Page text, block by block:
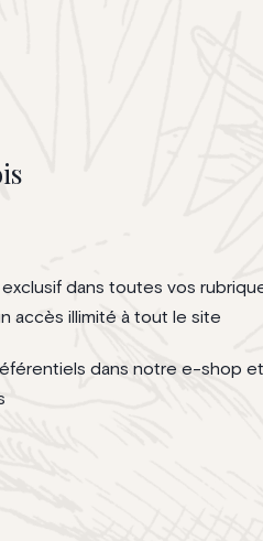
dans toutes vos
accès illimité à tout le site
dans notre e-shop